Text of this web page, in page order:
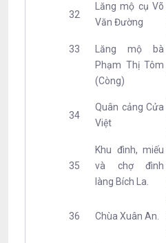
32
Lăng mộ cụ Võ
Văn Đường
33
Lăng mộ bà
Phạm Thị Tôm
(Còng)
34
Quân cảng Cửa
Việt
35
Khu đình, miếu
và chợ đình
làng Bích La.
36 Chùa Xuân An.